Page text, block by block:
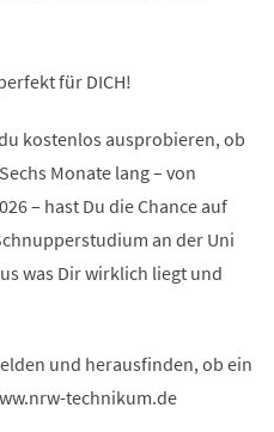
für DICH!
kostenlos ausprobieren, ob
Monate lang – von
– hast Du die Chance auf
an der Uni
was Dir wirklich liegt und
und herausfinden, ob ein
technikum.de